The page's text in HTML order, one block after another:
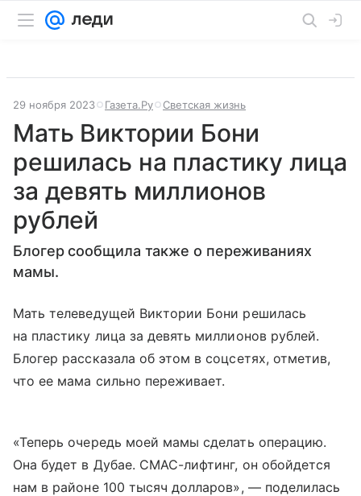
29 ноября 2023 Газета.Ру Светская жизнь
Мать Виктории Бони
решилась на пластику лица
за девять миллионов
рублей
Блогер сообщила также о переживаниях
мамы.
Мать телеведущей Виктории Бони решилась
на пластику лица за девять миллионов рублей.
Блогер рассказала об этом в соцсетях, отметив,
что ее мама сильно переживает.
«Теперь очередь моей мамы сделать операцию.
Она будет в Дубае. СМАС-лифтинг, он обойдется
нам в районе 100 тысяч долларов», — поделилась